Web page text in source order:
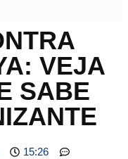
VEJA
SABE
15:26